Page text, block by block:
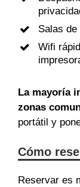
Salas
Wifi
La mayoría
zonas
portátil y
Cómo
Reservar es